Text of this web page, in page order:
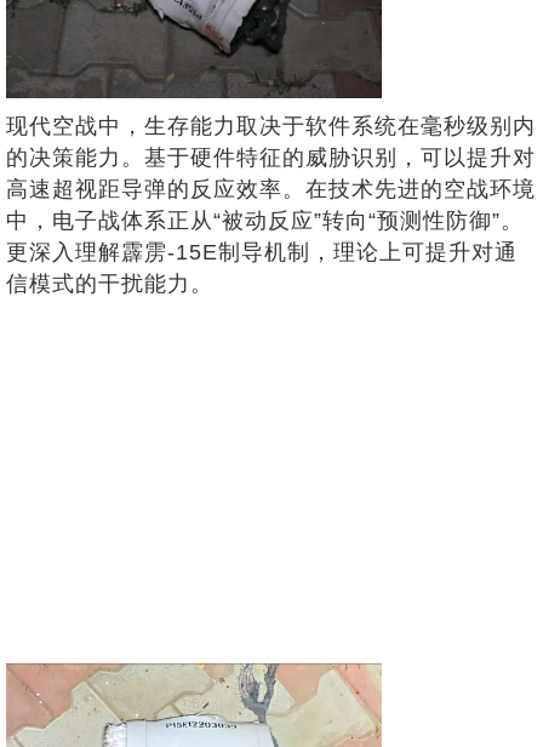
现代空战中，生存能力取决于软件系统在毫秒级别内
的决策能力。基于硬件特征的威胁识别，可以提升对
高速超视距导弹的反应效率。在技术先进的空战环境
中，电子战体系正从“被动反应”转向“预测性防御”。
更深入理解霹雳-15E制导机制，理论上可提升对通
信模式的干扰能力。